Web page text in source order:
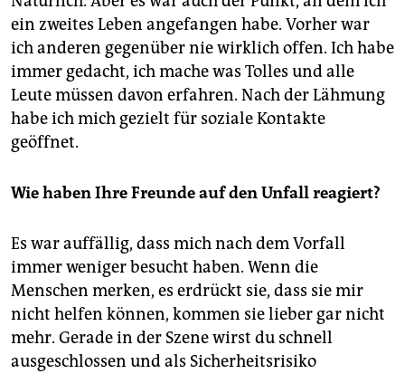
ein zweites Leben angefangen habe. Vorher war
ich anderen gegenüber nie wirklich offen. Ich habe
immer gedacht, ich mache was Tolles und alle
Leute müssen davon erfahren. Nach der Lähmung
habe ich mich gezielt für soziale Kontakte
geöffnet.
Wie haben Ihre Freunde auf den Unfall reagiert?
Es war auffällig, dass mich nach dem Vorfall
immer weniger besucht haben. Wenn die
Menschen merken, es erdrückt sie, dass sie mir
nicht helfen können, kommen sie lieber gar nicht
mehr. Gerade in der Szene wirst du schnell
ausgeschlossen und als Sicherheitsrisiko